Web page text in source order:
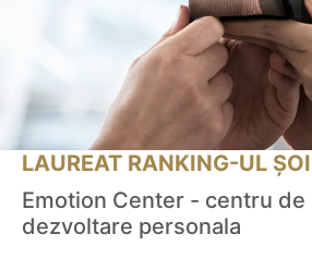
LAUREAT RANKING-UL
Emotion Center - centru
dezvoltare personala